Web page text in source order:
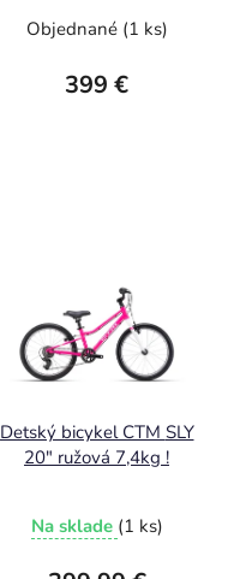
Objednané (1 ks)
399 €
Detský bicykel CTM SLY
20" ružová 7,4kg !
Na sklade (1 ks)